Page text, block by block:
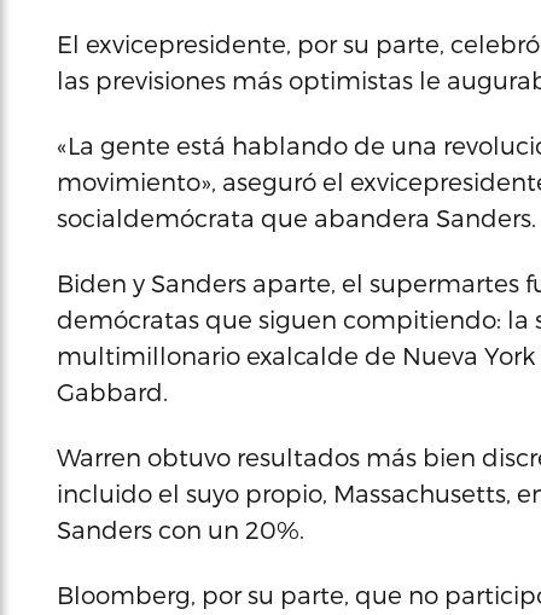
El exvicepresidente, por su parte,
las previsiones más optimistas le
«La gente está hablando de una
movimiento», aseguró el
socialdemócrata que abandera Sanders.
Biden y Sanders aparte, el supermartes
demócratas que siguen compitiendo: la
multimillonario exalcalde de Nueva
Gabbard.
Warren obtuvo resultados más bien
incluido el suyo propio, Massachusetts,
Sanders con un 20%.
Bloomberg, por su parte, que no